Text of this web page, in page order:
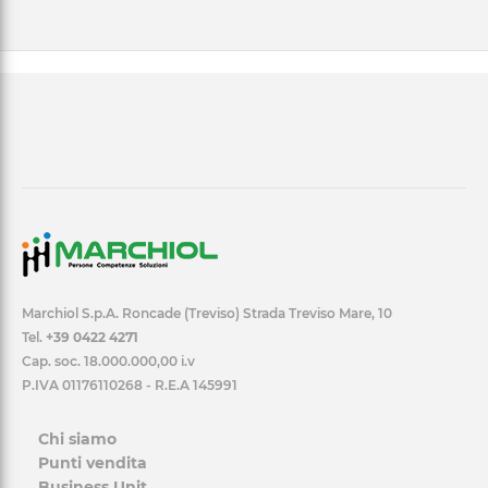
Marchiol S.p.A. Roncade (Treviso) Strada Treviso Mare, 10
Tel. +39 0422 4271
Cap. soc. 18.000.000,00 i.v
P.IVA 01176110268 - R.E.A 145991
Chi siamo
Punti vendita